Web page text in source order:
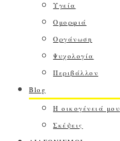
Υγεία
Ομορφιά
Οργάνωση
Ψυχολογία
Περιβάλλον
Blog
Η οικογένειά μου
Σκέψεις